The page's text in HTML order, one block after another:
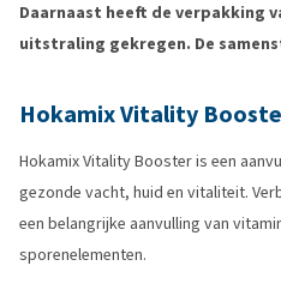
Daarnaast heeft de verpakking
uitstraling gekregen. De
Hokamix Vitality
Hokamix Vitality Booster is een
gezonde vacht, huid en vitaliteit.
een belangrijke aanvulling van
sporenelementen.